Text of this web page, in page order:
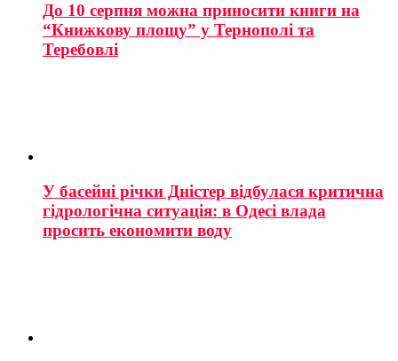
До 10 серпня можна приносити книги на
“Книжкову площу” у Тернополі та
Теребовлі
У басейні річки Дністер відбулася критична
гідрологічна ситуація: в Одесі влада
просить економити воду